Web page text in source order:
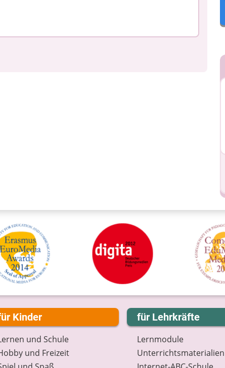
Kinder
und Schule
und Freizeit
für Lehrkräfte
Lernmodule
Unterrichts­materialien